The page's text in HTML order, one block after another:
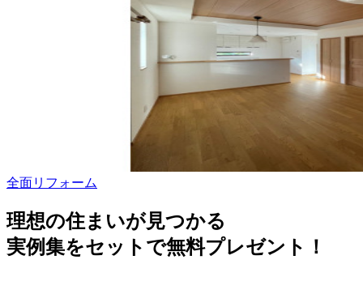
全面リフォーム
理想の住まいが見つかる
実例集をセットで無料プレゼント！